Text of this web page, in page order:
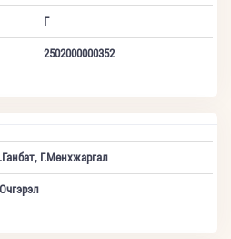
Г
2502000000352
Г.Мөнхжаргал